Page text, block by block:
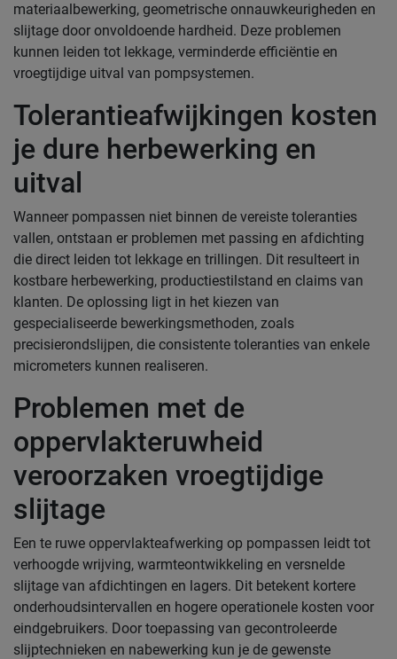
materiaalbewerking, geometrische onnauwkeurigheden en
slijtage door onvoldoende hardheid. Deze problemen
kunnen leiden tot lekkage, verminderde efficiëntie en
vroegtijdige uitval van pompsystemen.
Tolerantieafwijkingen kosten
je dure herbewerking en
uitval
Wanneer pompassen niet binnen de vereiste toleranties
vallen, ontstaan er problemen met passing en afdichting
die direct leiden tot lekkage en trillingen. Dit resulteert in
kostbare herbewerking, productiestilstand en claims van
klanten. De oplossing ligt in het kiezen van
gespecialiseerde bewerkingsmethoden, zoals
precisierondslijpen, die consistente toleranties van enkele
micrometers kunnen realiseren.
Problemen met de
oppervlakteruwheid
veroorzaken vroegtijdige
slijtage
Een te ruwe oppervlakteafwerking op pompassen leidt tot
verhoogde wrijving, warmteontwikkeling en versnelde
slijtage van afdichtingen en lagers. Dit betekent kortere
onderhoudsintervallen en hogere operationele kosten voor
eindgebruikers. Door toepassing van gecontroleerde
slijptechnieken en nabewerking kun je de gewenste